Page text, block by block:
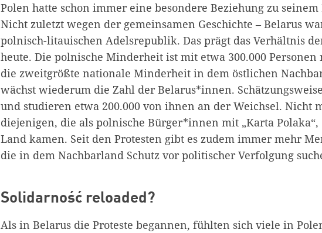
Polen hatte schon immer eine besondere Beziehung zu
Nicht zuletzt wegen der gemeinsamen Geschichte – Belarus
polnisch-litauischen Adelsrepublik. Das prägt das Verhältnis
heute. Die polnische Minderheit ist mit etwa 300.000 Personen
die zweitgrößte nationale Minderheit in dem östlichen
wächst wiederum die Zahl der Belarus*innen.
und studieren etwa 200.000 von ihnen an der Weichsel. Nicht
diejenigen, die als polnische Bürger*innen mit „Karta
Land kamen. Seit den Protesten gibt es zudem immer mehr
die in dem Nachbarland Schutz vor politischer Verfolgung
Solidarność reloaded?
Als in Belarus die Proteste begannen, fühlten sich viele in